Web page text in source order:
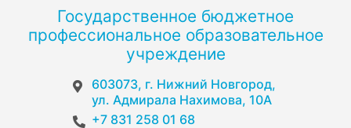
Государственное бюджетное
профессиональное образовательное
учреждение
603073, г. Нижний Новгород,
ул. Адмирала Нахимова, 10А
+7 831 258 01 68